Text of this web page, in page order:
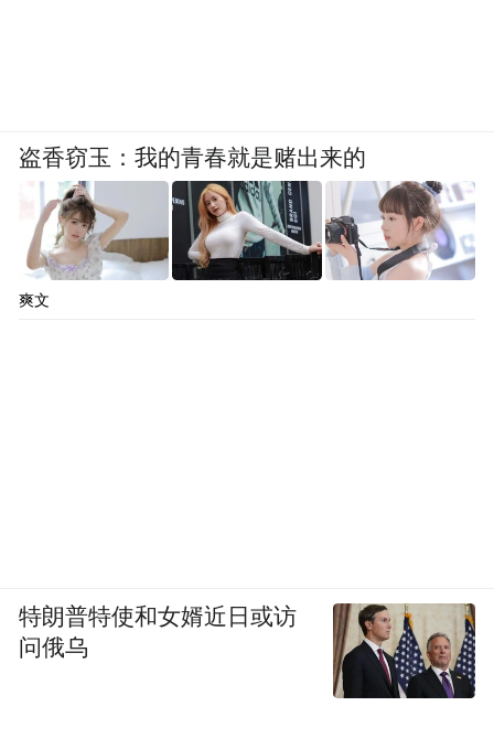
盗香窃玉：我的青春就是赌出来的
爽文
特朗普特使和女婿近日或访
问俄乌